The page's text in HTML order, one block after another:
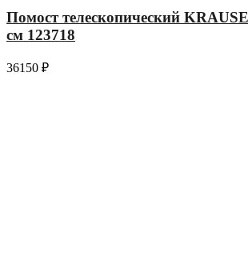
Помост телескопический
см 123718
36150 ₽